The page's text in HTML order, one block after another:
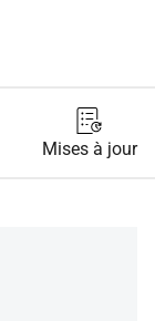
Mises à jour